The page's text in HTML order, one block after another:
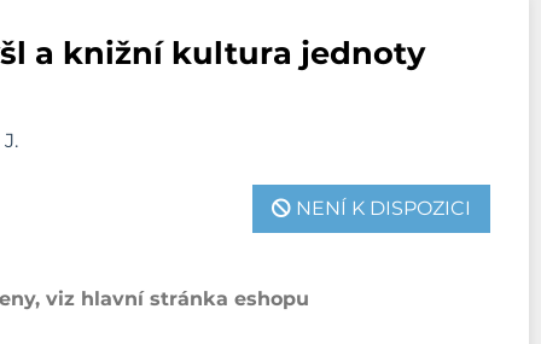
a knižní kultura jednoty
NENÍ K DISPOZICI
viz hlavní stránka eshopu